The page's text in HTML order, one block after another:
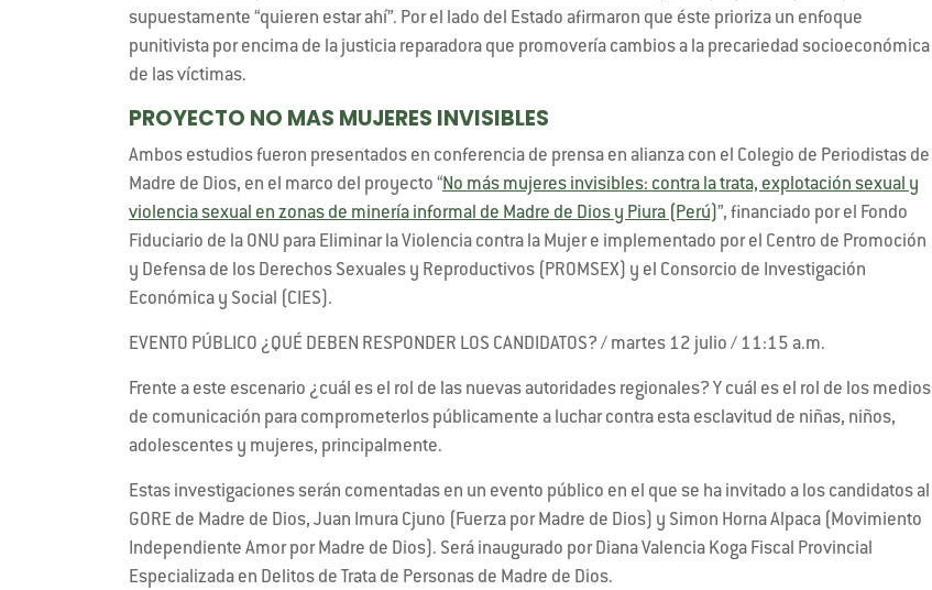
supuestamente “quieren estar ahí”. Por el lado del Estado afirmaron que éste prioriza un enfoque
punitivista por encima de la justicia reparadora que promovería cambios a la precariedad socioeconómica
de las víctimas.
PROYECTO NO MAS MUJERES INVISIBLES
Ambos estudios fueron presentados en conferencia de prensa en alianza con el Colegio de Periodistas de
Madre de Dios, en el marco del proyecto “No más mujeres invisibles: contra la trata, explotación sexual y
violencia sexual en zonas de minería informal de Madre de Dios y Piura (Perú) ”, financiado por el Fondo
Fiduciario de la ONU para Eliminar la Violencia contra la Mujer e implementado por el Centro de Promoción
y Defensa de los Derechos Sexuales y Reproductivos (PROMSEX) y el Consorcio de Investigación
Económica y Social (CIES).
EVENTO PÚBLICO ¿QUÉ DEBEN RESPONDER LOS CANDIDATOS? / martes 12 julio / 11:15 a.m.
Frente a este escenario ¿cuál es el rol de las nuevas autoridades regionales? Y cuál es el rol de los medios
de comunicación para comprometerlos públicamente a luchar contra esta esclavitud de niñas, niños,
adolescentes y mujeres, principalmente.
Estas investigaciones serán comentadas en un evento público en el que se ha invitado a los candidatos al
GORE de Madre de Dios, Juan Imura Cjuno (Fuerza por Madre de Dios) y Simon Horna Alpaca (Movimiento
Independiente Amor por Madre de Dios). Será inaugurado por Diana Valencia Koga Fiscal Provincial
Especializada en Delitos de Trata de Personas de Madre de Dios.